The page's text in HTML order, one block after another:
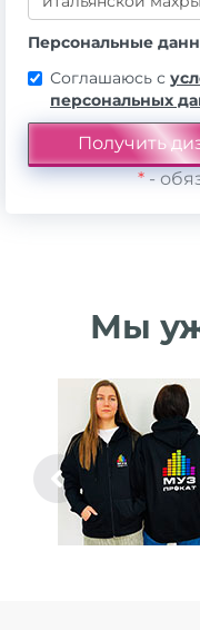
Персональные
Соглашаюсь с
персональных
*-
Мы